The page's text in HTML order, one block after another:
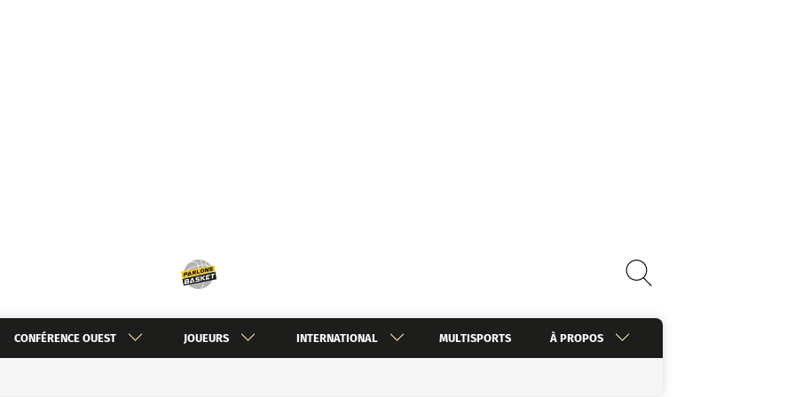
CONFÉRENCE OUEST JOUEURS INTERNATIONAL MULTISPORTS À PROPOS